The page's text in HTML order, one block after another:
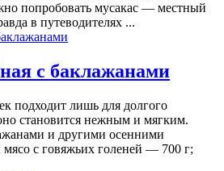
попробовать мусакас — местный
в путеводителях ...
с баклажанами
подходит лишь для долгого
становится нежным и мягким.
и другими осенними
с говяжьих голеней — 700 г;